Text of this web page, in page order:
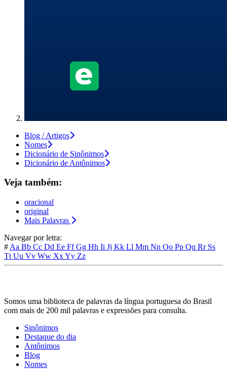
Blog / Artigos
Nomes
Dicionário de Sinônimos
Dicionário de Antônimos
Veja também:
oracional
original
Mais Palavras
Navegar por letra:
# Aa Bb Cc Dd Ee FfGg Hh Ii Jj Kk Ll Mm Nn Oo Pp Qq Rr Ss
Tt Uu Vv Ww XxYy Zz
Somos uma biblioteca de palavras da língua portuguesa do Brasil
com mais de 200 mil palavras e expressões para consulta.
Sinônimos
Destaque do dia
Antônimos
Blog
Nomes